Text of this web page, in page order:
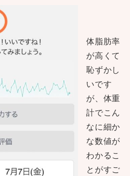
体脂肪率
が高くて
恥ずかし
いです
が、体重
計でこん
なに細か
な数値が
わかるこ
とがすご